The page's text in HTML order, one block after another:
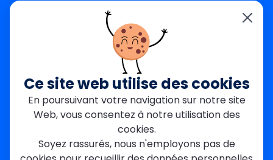
Seine-Saint-Denis
Garges-lès-Gonesse
Val-de-Marne
Dourdan
Mantes-la-Jolie
Créteil
Ce site web utilise des cookies
En poursuivant votre navigation sur notre site
Web, vous consentez à notre utilisation des
cookies.
Soyez rassurés, nous n'employons pas de